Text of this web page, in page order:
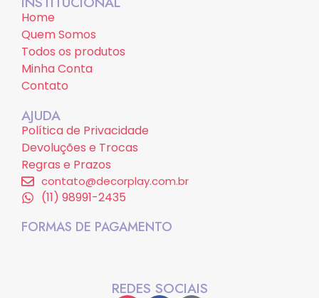
Home
Quem Somos
Todos os produtos
Minha Conta
Contato
AJUDA
Política de Privacidade
Devoluções e Trocas
Regras e Prazos
contato@decorplay.com.br
(11) 98991-2435
FORMAS DE PAGAMENTO
REDES SOCIAIS